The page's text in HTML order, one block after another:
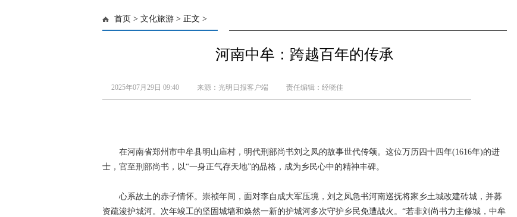
首页 > 文化旅游 > 正文 >
河南中牟：跨越百年的传承
2025年07月29日 09:40 来源：光明日报客户端 责任编辑：经晓佳
在河南省郑州市中牟县明山庙村，明代刑部尚书刘之凤的故事世代传颂。这位万历四十四年(1616年)的进
士，官至刑部尚书，以“一身正气存天地”的品格，成为乡民心中的精神丰碑。
心系故土的赤子情怀。崇祯年间，面对李自成大军压境，刘之凤急书河南巡抚将家乡土城改建砖城，并募
资疏浚护城河。次年竣工的坚固城墙和焕然一新的护城河多次守护乡民免遭战火。“若非刘尚书力主修城，中牟